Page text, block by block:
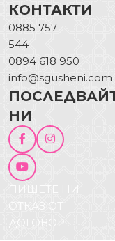
КОНТАКТИ
0885 757
544
0894 618 950
info@sgusheni.com
НИ